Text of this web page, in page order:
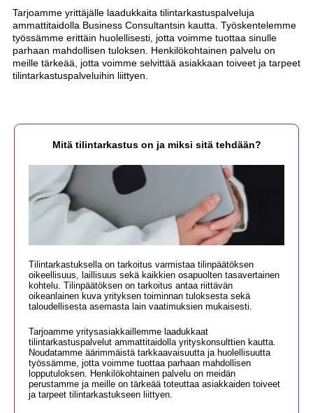
Tarjoamme yrittäjälle laadukkaita tilintarkastuspalveluja
ammattitaidolla Business Consultantsin kautta. Työskentelemme
työssämme erittäin huolellisesti, jotta voimme tuottaa sinulle
parhaan mahdollisen tuloksen. Henkilökohtainen palvelu on
meille tärkeää, jotta voimme selvittää asiakkaan toiveet ja tarpeet
tilintarkastuspalveluihin liittyen.
Mitä tilintarkastus on ja miksi sitä tehdään?
Tilintarkastuksella on tarkoitus varmistaa tilinpäätöksen
oikeellisuus, laillisuus sekä kaikkien osapuolten tasavertainen
kohtelu. Tilinpäätöksen on tarkoitus antaa riittävän
oikeanlainen kuva yrityksen toiminnan tuloksesta sekä
taloudellisesta asemasta lain vaatimuksien mukaisesti.
Tarjoamme yritysasiakkaillemme laadukkaat
tilintarkastuspalvelut ammattitaidolla yrityskonsulttien kautta.
Noudatamme äärimmäistä tarkkaavaisuutta ja huolellisuutta
työssämme, jotta voimme tuottaa parhaan mahdollisen
lopputuloksen. Henkilökohtainen palvelu on meidän
perustamme ja meille on tärkeää toteuttaa asiakkaiden toiveet
ja tarpeet tilintarkastukseen liittyen.